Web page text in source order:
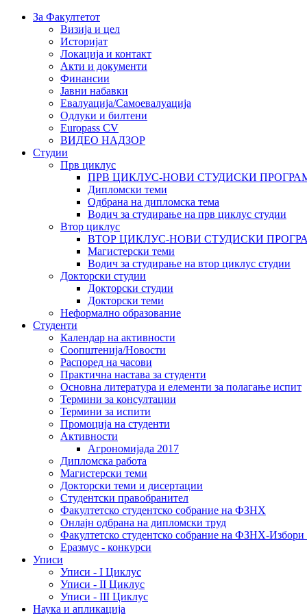
За Факултетот
Визија и цел
Историјат
Локација и контакт
Акти и документи
Финансии
Јавни набавки
Евалуација/Самоевалуација
Одлуки и билтени
Europass CV
ВИДЕО НАДЗОР
Студии
Прв циклус
ПРВ ЦИКЛУС-НОВИ СТУДИСКИ
Дипломски теми
Одбрана на дипломска тема
Водич за студирање на прв циклус студии
Втор циклус
ВТОР ЦИКЛУС-НОВИ СТУДИСКИ
Магистерски теми
Водич за студирање на втор циклус студии
Докторски студии
Докторски студии
Докторски теми
Неформално образование
Студенти
Календар на активности
Соопштенија/Новости
Распоред на часови
Практична настава за студенти
Основна литература и елементи за полагање испит
Термини за консултации
Термини за испити
Промоција на студенти
Активности
Агрономијада 2017
Дипломска работа
Магистерски теми
Докторски теми и дисертации
Студентски правобранител
Факултетско студентско собрание на ФЗНХ
Онлајн одбрана на дипломски труд
Факултетско студентско собрание на ФЗНХ-
Еразмус - конкурси
Уписи
Уписи - I Циклус
Уписи - II Циклус
Уписи - III Циклус
Наука и апликација